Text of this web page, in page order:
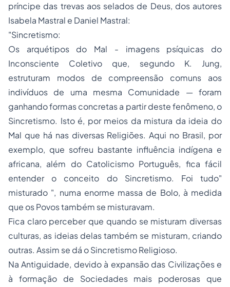
príncipe das trevas aos selados de Deus, dos autores
Isabela Mastral e Daniel Mastral:
"Sincretismo:
Os arquétipos do Mal - imagens psíquicas do
Inconsciente Coletivo que, segundo K. Jung,
estruturam modos de compreensão comuns aos
indivíduos de uma mesma Comunidade — foram
ganhando formas concretas a partir deste fenômeno, o
Sincretismo. Isto é, por meios da mistura da ideia do
Mal que há nas diversas Religiões. Aqui no Brasil, por
exemplo, que sofreu bastante influência indígena e
africana, além do Catolicismo Português, fica fácil
entender o conceito do Sincretismo. Foi tudo"
misturado ", numa enorme massa de Bolo, à medida
que os Povos também se misturavam.
Fica claro perceber que quando se misturam diversas
culturas, as ideias delas também se misturam, criando
outras. Assim se dá o Sincretismo Religioso.
Na Antiguidade, devido à expansão das Civilizações e
à formação de Sociedades mais poderosas que